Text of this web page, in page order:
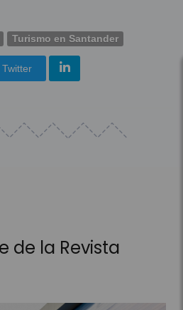
Turismo en Santander
Twitter
de la Revista